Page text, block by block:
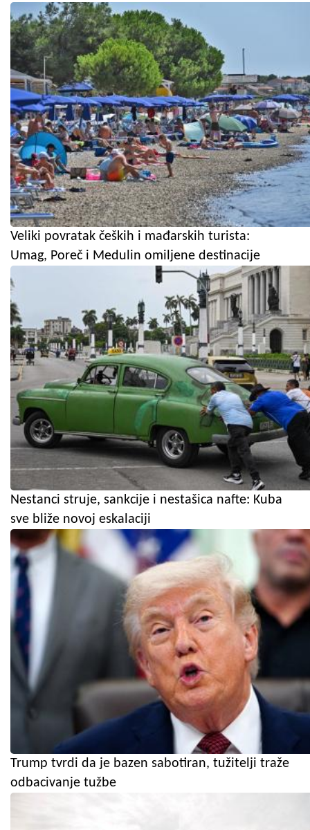
Veliki povratak čeških i mađarskih turista:
Umag, Poreč i Medulin omiljene destinacije
Nestanci struje, sankcije i nestašica nafte: Kuba
sve bliže novoj eskalaciji
Trump tvrdi da je bazen sabotiran, tužitelji traže
odbacivanje tužbe